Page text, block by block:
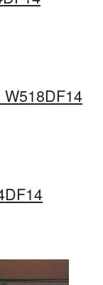
W518DF14